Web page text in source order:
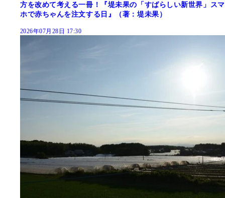
方を改めて考える一冊！『堤未果の「すばらしい新世界」スマ
ホで赤ちゃんを注文する日』（著：堤未果）
2026年07月28日 17:30